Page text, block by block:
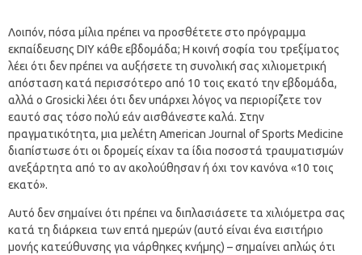
Λοιπόν, πόσα μίλια πρέπει να προσθέτετε στο πρόγραμμα
εκπαίδευσης DIY κάθε εβδομάδα; Η κοινή σοφία του τρεξίματος
λέει ότι δεν πρέπει να αυξήσετε τη συνολική σας χιλιομετρική
απόσταση κατά περισσότερο από 10 τοις εκατό την εβδομάδα,
αλλά ο Grosicki λέει ότι δεν υπάρχει λόγος να περιορίζετε τον
εαυτό σας τόσο πολύ εάν αισθάνεστε καλά. Στην
πραγματικότητα, μια μελέτη American Journal of Sports Medicine
διαπίστωσε ότι οι δρομείς είχαν τα ίδια ποσοστά τραυματισμών
ανεξάρτητα από το αν ακολούθησαν ή όχι τον κανόνα «10 τοις
εκατό».
Αυτό δεν σημαίνει ότι πρέπει να διπλασιάσετε τα χιλιόμετρα σας
κατά τη διάρκεια των επτά ημερών (αυτό είναι ένα εισιτήριο
μονής κατεύθυνσης για νάρθηκες κνήμης) – σημαίνει απλώς ότι